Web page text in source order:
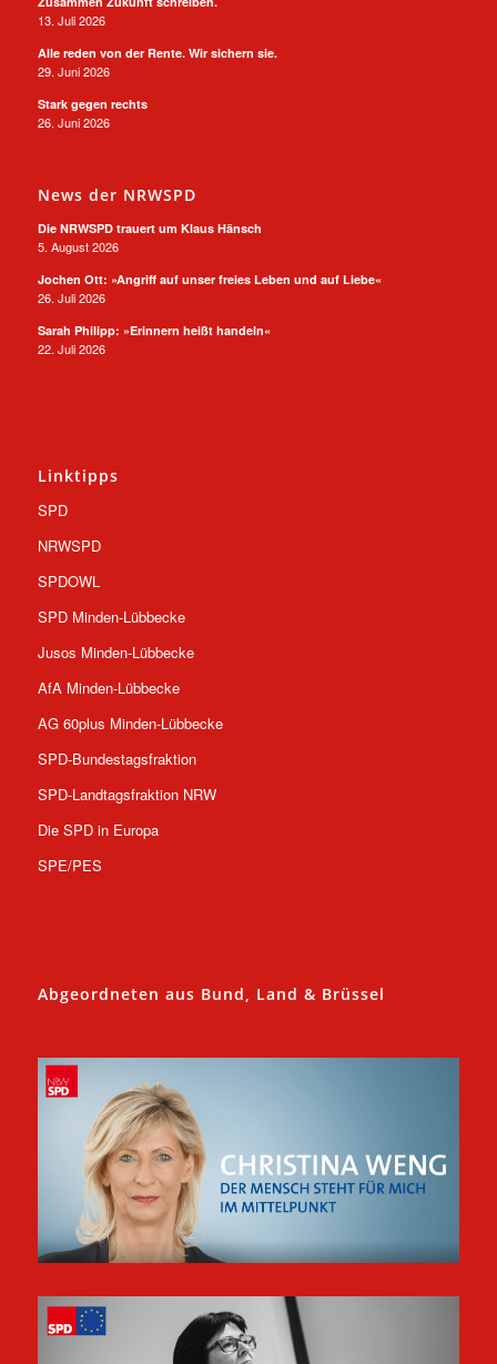
13. Juli 2026
Alle reden von der Rente. Wir sichern sie.
29. Juni 2026
Stark gegen rechts
26. Juni 2026
News der NRWSPD
Die NRWSPD trauert um Klaus Hänsch
5. August 2026
Jochen Ott: »Angriff auf unser freies Leben und auf Liebe«
26. Juli 2026
Sarah Philipp: »Erinnern heißt handeln«
22. Juli 2026
Linktipps
SPD
NRWSPD
SPDOWL
SPD Minden-Lübbecke
Jusos Minden-Lübbecke
AfA Minden-Lübbecke
AG 60plus Minden-Lübbecke
SPD-Bundestagsfraktion
SPD-Landtagsfraktion NRW
Die SPD in Europa
SPE/PES
Abgeordneten aus Bund, Land & Brüssel